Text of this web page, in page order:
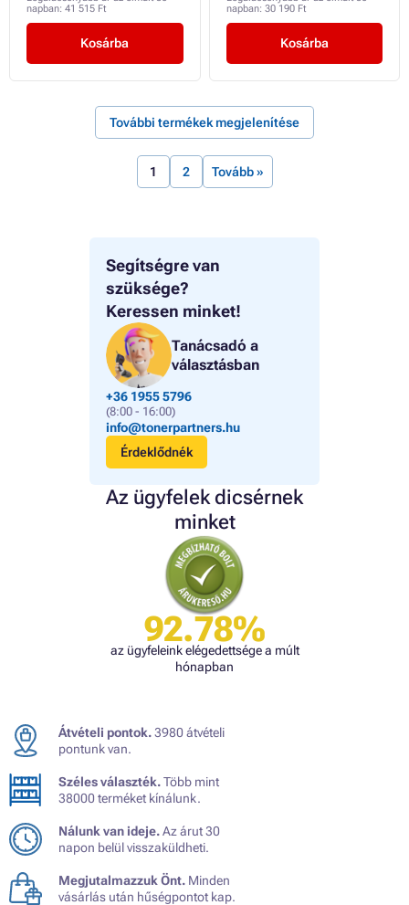
Segítségre van
szüksége?
Keressen minket!
Tanácsadó a
választásban
+36 1955 5796
(8:00 - 16:00)
info@tonerpartners.hu
Érdeklődnék
Az ügyfelek dicsérnek
minket
92.78%
az ügyfeleink elégedettsége a múlt
hónapban
napban: 41 515 Ft
Kosárba
napban: 30 190 Ft
Kosárba
További termékek megjelenítése
1 2 Tovább »
Átvételi pontok.3980 átvételi
pontunk van.
Széles választék.Több mint
38000 terméket kínálunk.
Nálunk van ideje.Az árut 30
napon belül visszaküldheti.
Megjutalmazzuk Önt. Minden
vásárlás után hűségpontot kap.